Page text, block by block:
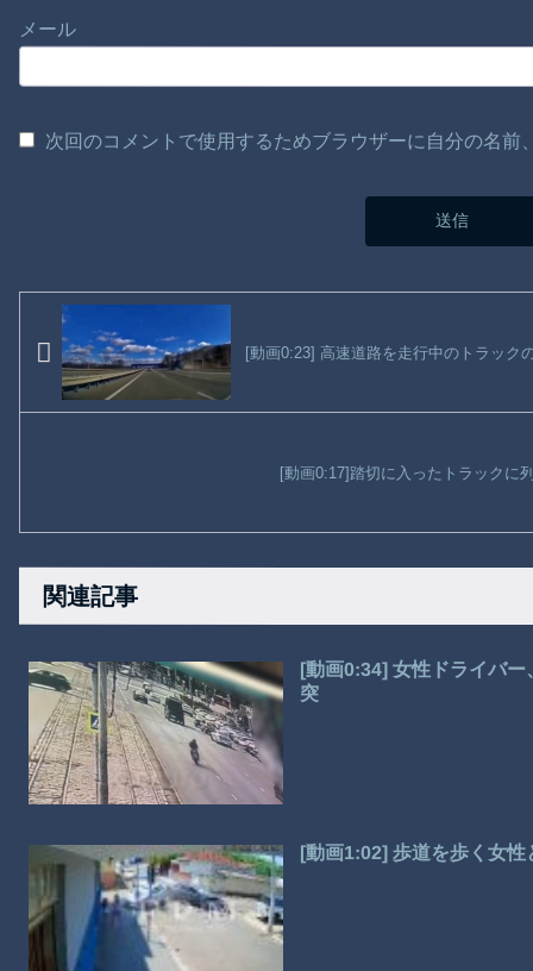
メール
次回のコメントで使用するためブラウザーに自分の名
[動画0:23] 高速道路を走行中のトラック
[動画0:17]踏切に入ったトラックに
関連記事
[動画0:34] 女性ドライバ
突
[動画1:02] 歩道を歩く女